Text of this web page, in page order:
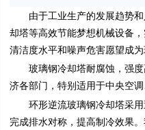
由于工业生产的发展趋势和
却塔等高效节能梦想机械设备
清洁度水平和噪声危害愿望成为
玻璃钢冷却塔耐腐蚀，强度
济各部门，特别适用于中央空
环形逆流玻璃钢冷却塔采用
完成排水对称，提高制冷效果